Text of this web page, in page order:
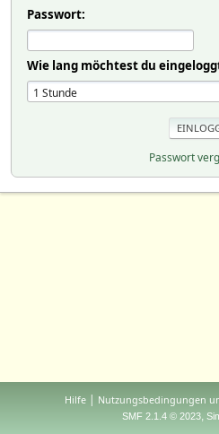
Passwort:
Wie lang möchtest du
Passwort
Hilfe | Nutzungsbedingungen
SMF 2.1.4 © 2023,